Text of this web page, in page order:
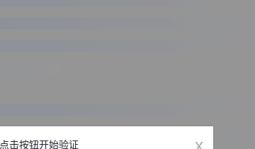
点击按钮开始验证 x